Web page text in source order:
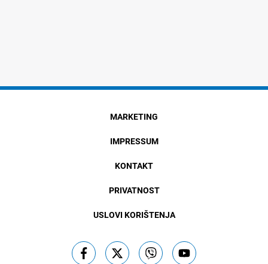
MARKETING
IMPRESSUM
KONTAKT
PRIVATNOST
USLOVI KORIŠTENJA